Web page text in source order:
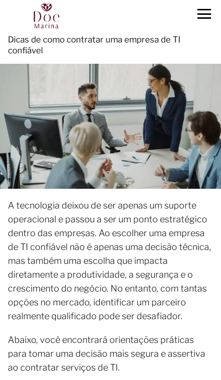
Dicas de como contratar uma empresa de TI
confiável
A tecnologia deixou de ser apenas um suporte
operacional e passou a ser um ponto estratégico
dentro das empresas. Ao escolher uma empresa
de TI confiável não é apenas uma decisão técnica,
mas também uma escolha que impacta
diretamente a produtividade, a segurança e o
crescimento do negócio. No entanto, com tantas
opções no mercado, identificar um parceiro
realmente qualificado pode ser desafiador.
Abaixo, você encontrará orientações práticas
para tomar uma decisão mais segura e assertiva
ao contratar serviços de TI.